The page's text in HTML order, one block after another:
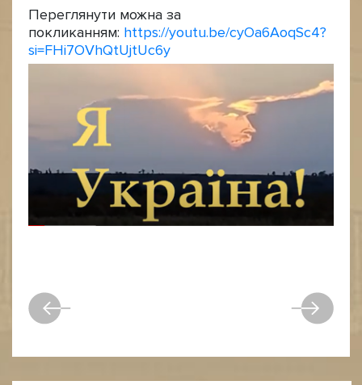
Переглянути можна за
покликанням: https://youtu.be/cyOa6AoqSc4?
si=FHi7OVhQtUjtUc6y